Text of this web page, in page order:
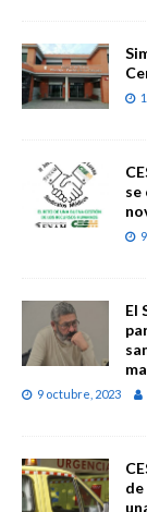
se
El
9 octubre, 2023